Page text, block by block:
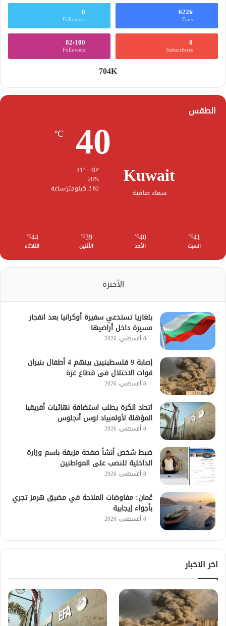
622k
Fans
0
Followers
0
Subscribers
82٬100
Followers
704K
الطقس
Kuwait
سماء صافية
40
℃
28%
2.62 كيلومتر/ساعة
41
℃
السبت
40
℃
الأحد
39
℃
الأثنين
44
℃
الثلاثاء
الأخيرة
بلغاريا تستدعي سفيرة أوكرانيا بعد انفجار
مسيرة داخل أراضيها
8 أغسطس، 2026
إصابة 9 فلسطينيين بينهم 4 أطفال بنيران
قوات الاحتلال فى قطاع غزة
8 أغسطس، 2026
اتحاد الكرة يطلب استضافة نهائيات أفريقيا
المؤهلة لأولمبياد لوس أنجلوس
8 أغسطس، 2026
ضبط شخص أنشأ صفحة مزيفة باسم وزارة
الداخلية للنصب على المواطنين
8 أغسطس، 2026
عُمان: مفاوضات الملاحة في مضيق هرمز تجري
بأجواء إيجابية
8 أغسطس، 2026
اخر الاخبار